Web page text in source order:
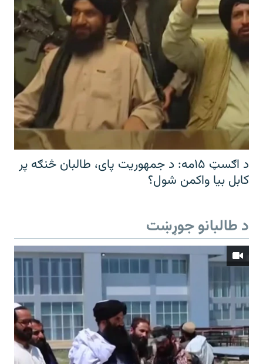
د اګسټ ۱۵مه: د جمهوریت پای، طالبان څنګه پر
کابل بیا واکمن شول؟
د طالبانو جوړښت